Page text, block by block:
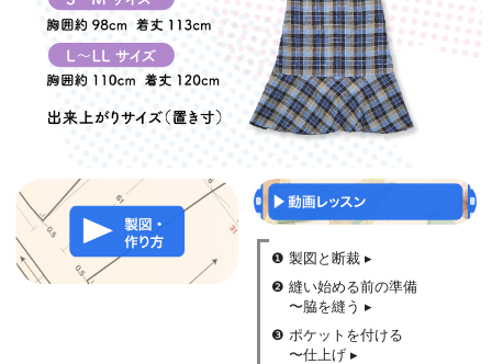
❶ 製図と断裁 ▸
❷ 縫い始める前の準備
〜脇を縫う ▸
❸ ポケットを付ける
〜仕上げ ▸